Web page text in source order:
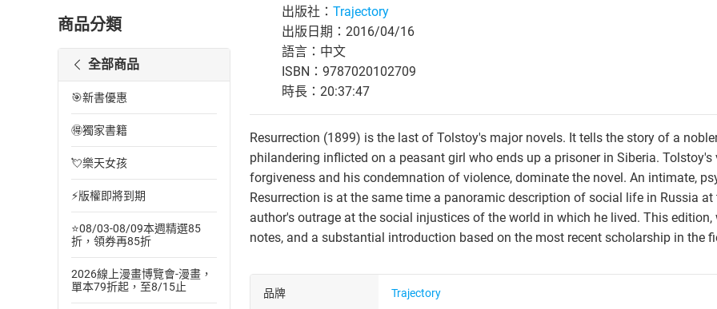
商品分類
全部商品
🎯新書優惠
🉐獨家書籍
💘樂天女孩
⚡版權即將到期
⭐08/03-08/09本週精選85
折，領券再85折
2026線上漫畫博覽會-漫畫，
單本79折起，至8/15止
出版社： Trajectory
出版日期：2016/04/16
語言：中文
ISBN：9787020102709
時長：20:37:47
Resurrection (1899) is the last of Tolstoy's major novels. It tells the story of a
philandering inflicted on a peasant girl who ends up a prisoner in Siberia.
forgiveness and his condemnation of violence, dominate the novel. An intimate,
Resurrection is at the same time a panoramic description of social life in Russia
author's outrage at the social injustices of the world in which he lived. This
notes, and a substantial introduction based on the most recent scholarship in the
品牌 Trajectory